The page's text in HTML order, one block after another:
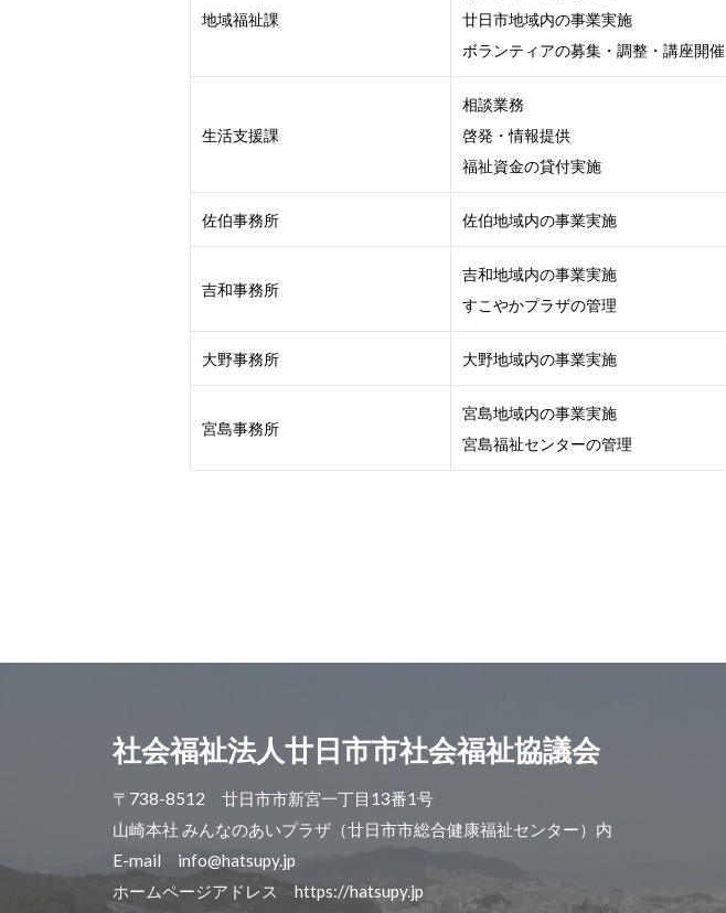
地域福祉課
廿日市地域内の事業実施
ボランティアの募集・調整・講座開催
生活支援課
相談業務
啓発・情報提供
福祉資金の貸付実施
佐伯事務所 佐伯地域内の事業実施
吉和事務所
吉和地域内の事業実施
すこやかプラザの管理
大野事務所 大野地域内の事業実施
宮島事務所
宮島地域内の事業実施
宮島福祉センターの管理
社会福祉法人廿日市市社会福祉協議会
〒738-8512 廿日市市新宮一丁目13番1号
山崎本社 みんなのあいプラザ（廿日市市総合健康福祉センター）内
E-mail info@hatsupy.jp
ホームページアドレス https://hatsupy.jp